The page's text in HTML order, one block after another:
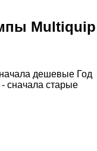
Multiquip
дешевые Год
сначала старые